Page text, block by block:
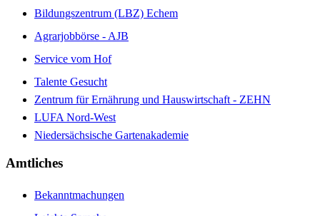
Bildungszentrum (LBZ) Echem
Agrarjobbörse - AJB
Service vom Hof
Talente Gesucht
Zentrum für Ernährung und Hauswirtschaft - ZEHN
LUFA Nord-West
Niedersächsische Gartenakademie
Amtliches
Bekanntmachungen